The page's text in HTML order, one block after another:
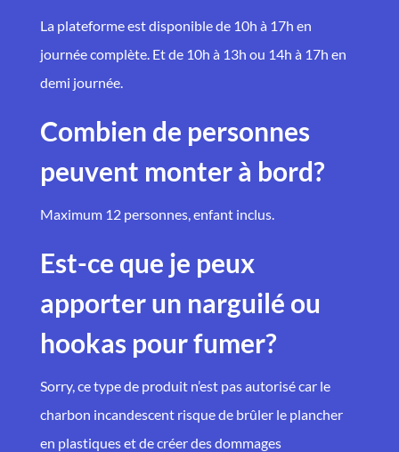
La plateforme est disponible de 10h à 17h en
journée complète. Et de 10h à 13h ou 14h à 17h en
demi journée.
Combien de personnes
peuvent monter à bord?
Maximum 12 personnes, enfant inclus.
Est-ce que je peux
apporter un narguilé ou
hookas pour fumer?
Sorry, ce type de produit n’est pas autorisé car le
charbon incandescent risque de brûler le plancher
en plastiques et de créer des dommages